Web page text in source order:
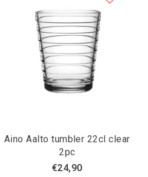
Aino Aalto tumbler 22cl clear
2pc
€24,90